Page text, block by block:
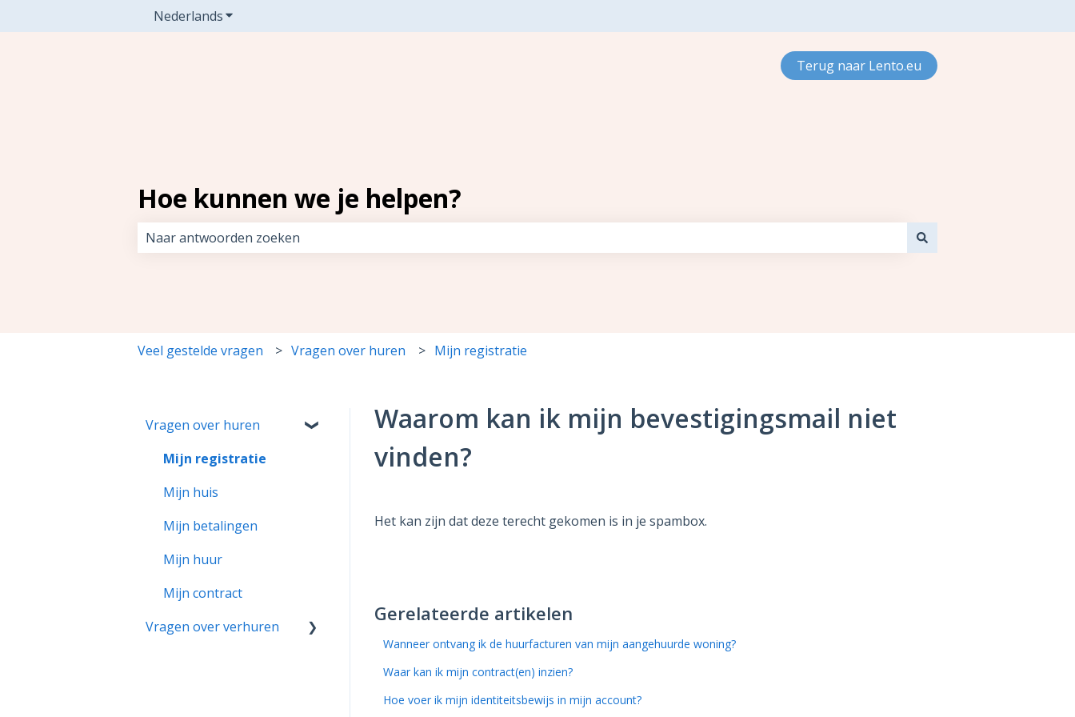
NederlandsSubmenu tonen voor vertalingen
Terug naar Lento.eu
Hoe kunnen we je helpen?
Veel gestelde vragen Vragen over huren Mijn registratie
Waarom kan ik mijn bevestigingsmail niet
vinden?
Het kan zijn dat deze terecht gekomen is in je spambox.
Gerelateerde artikelen
Wanneer ontvang ik de huurfacturen van mijn aangehuurde woning?
Waar kan ik mijn contract(en) inzien?
Hoe voer ik mijn identiteitsbewijs in mijn account?
Vragen over huren
Mijn registratie
Mijn huis
Mijn betalingen
Mijn huur
Mijn contract
Vragen over verhuren